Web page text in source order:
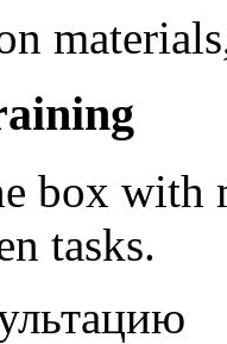
box with
tasks.